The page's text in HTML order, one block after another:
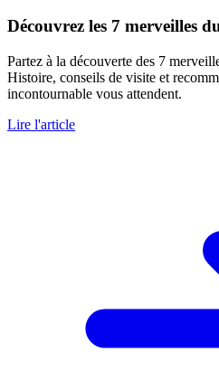
Découvrez les 7 merveilles
Partez à la découverte des 7
Histoire, conseils de visite et
incontournable vous attendent.
Lire l'article